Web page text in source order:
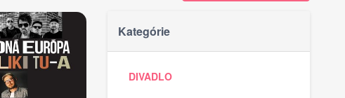
Kategórie
DIVADLO